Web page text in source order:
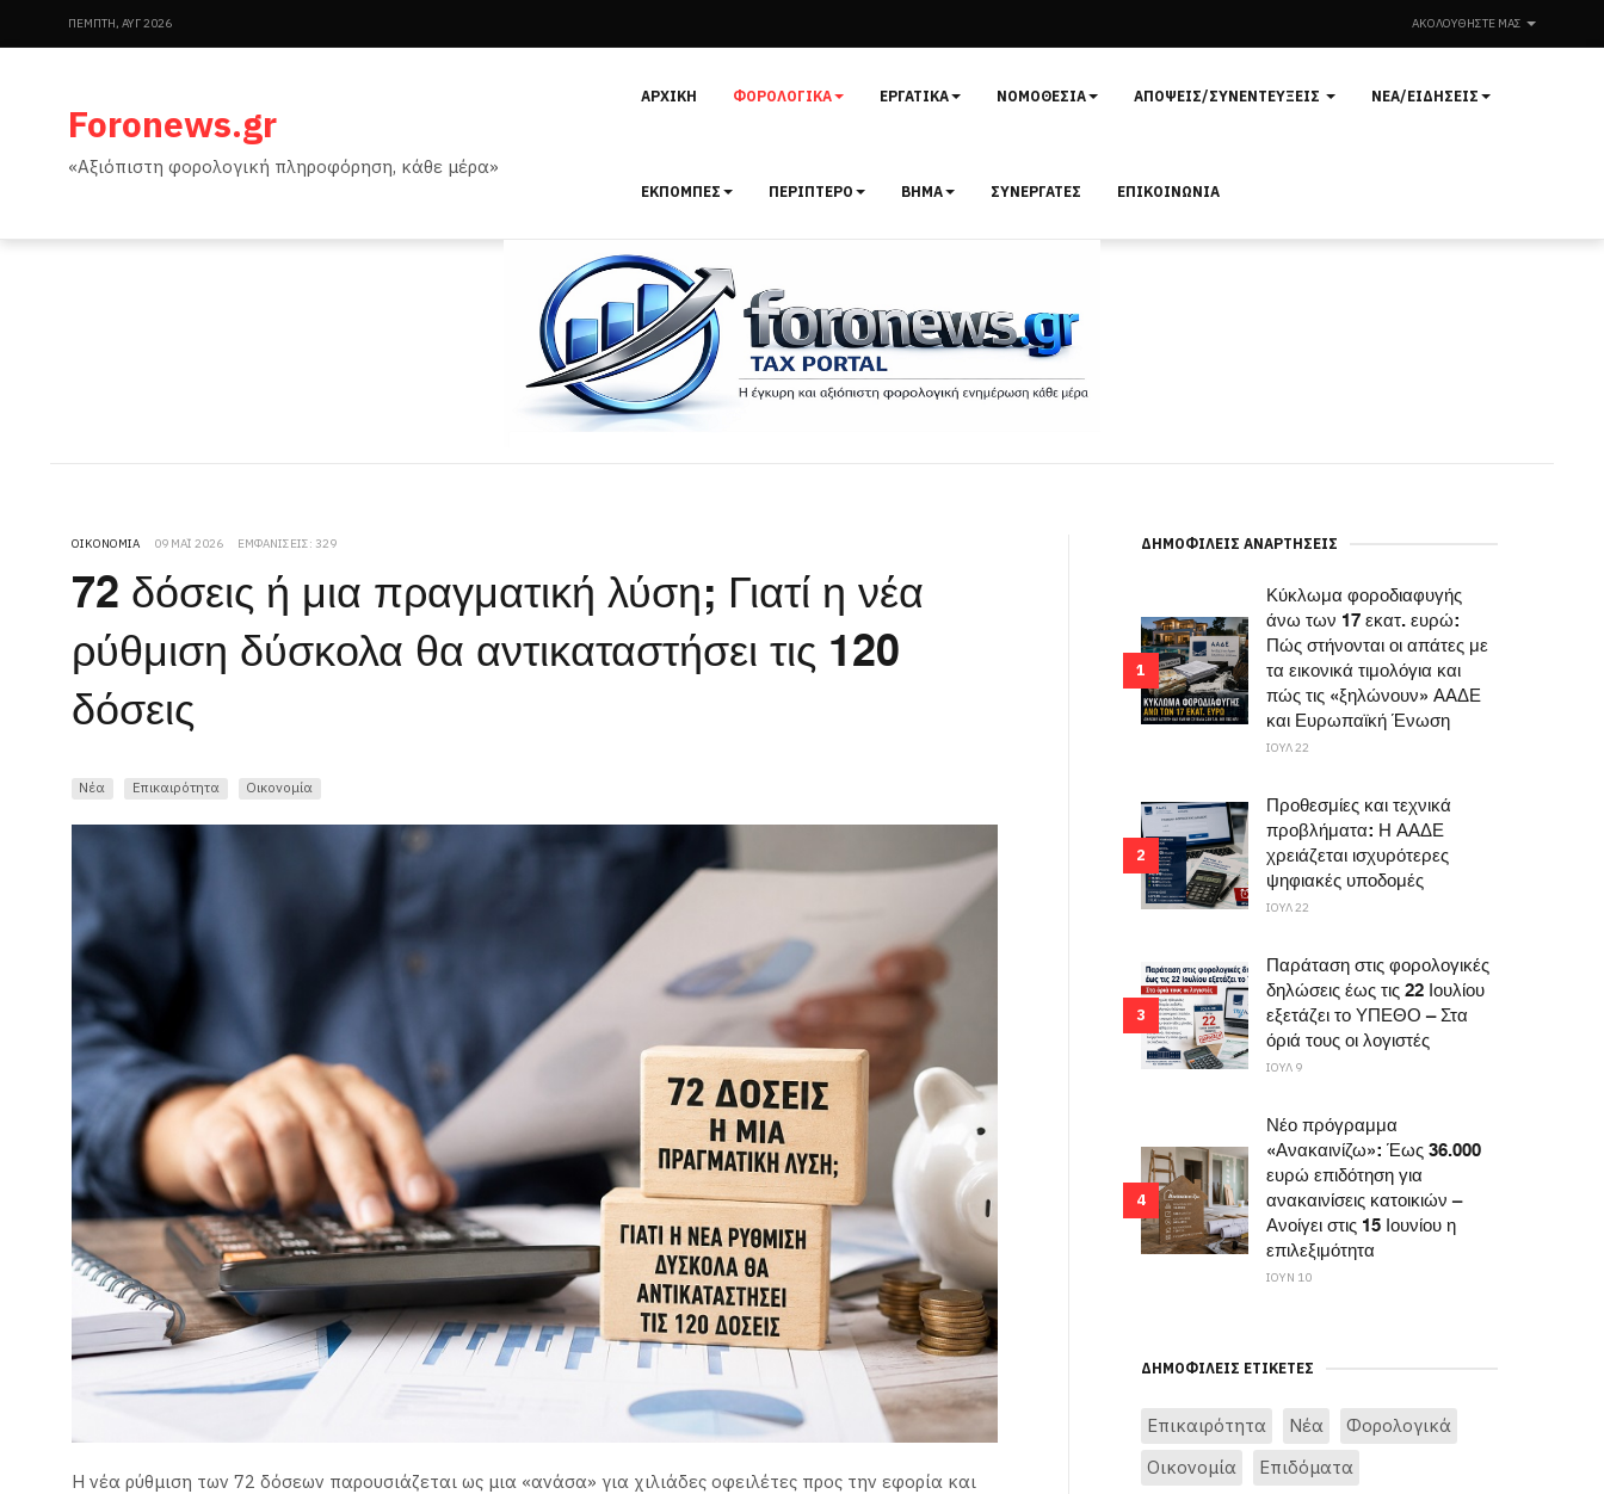
ΠΈΜΠΤΗ, ΑΥΓ 2026 ΑΚΟΛΟΥΘΉΣΤΕ ΜΑΣ
Foronews.gr
«Αξιόπιστη φορολογική πληροφόρηση, κάθε μέρα»
ΑΡΧΙΚΉ ΦΟΡΟΛΟΓΙΚΆ ΕΡΓΑΤΙΚΆ ΝΟΜΟΘΕΣΊΑ ΑΠΌΨΕΙΣ/ΣΥΝΕΝΤΕΎΞΕΙΣ ΝΈΑ/ΕΙΔΉΣΕΙΣ
ΕΚΠΟΜΠΈΣ ΠΕΡΊΠΤΕΡΟ ΒΉΜΑ ΣΥΝΕΡΓΆΤΕΣ ΕΠΙΚΟΙΝΩΝΊΑ
ΟΙΚΟΝΟΜΊΑ 09 ΜΆΙ 2026 ΕΜΦΑΝΊΣΕΙΣ: 329
72 δόσεις ή μια πραγματική λύση; Γιατί η νέα
ρύθμιση δύσκολα θα αντικαταστήσει τις 120
δόσεις
Νέα Επικαιρότητα Οικονομία
Η νέα ρύθμιση των 72 δόσεων παρουσιάζεται ως μια «ανάσα» για χιλιάδες οφειλέτες προς την εφορία και
ΔΗΜΟΦΙΛΕΊΣ ΑΝΑΡΤΉΣΕΙΣ
1
Κύκλωμα φοροδιαφυγής
άνω των 17 εκατ. ευρώ:
Πώς στήνονται οι απάτες με
τα εικονικά τιμολόγια και
πώς τις «ξηλώνουν» ΑΑΔΕ
και Ευρωπαϊκή Ένωση
ΙΟΥΛ 22
2
Προθεσμίες και τεχνικά
προβλήματα: Η ΑΑΔΕ
χρειάζεται ισχυρότερες
ψηφιακές υποδομές
ΙΟΥΛ 22
3
Παράταση στις φορολογικές
δηλώσεις έως τις 22 Ιουλίου
εξετάζει το ΥΠΕΘΟ – Στα
όριά τους οι λογιστές
ΙΟΥΛ 9
4
Νέο πρόγραμμα
«Ανακαινίζω»: Έως 36.000
ευρώ επιδότηση για
ανακαινίσεις κατοικιών –
Ανοίγει στις 15 Ιουνίου η
επιλεξιμότητα
ΙΟΥΝ 10
ΔΗΜΟΦΙΛΕΊΣ ΕΤΙΚΈΤΕΣ
Επικαιρότητα Νέα
Φορολογικά
Οικονομία
Επιδόματα